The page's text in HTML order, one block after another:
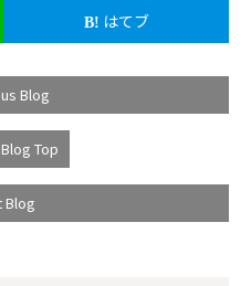
はてブ
Blog
Top
Blog